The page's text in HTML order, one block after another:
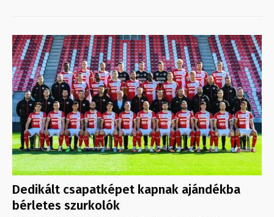
Dedikált csapatképet kapnak ajándékba
bérletes szurkolók